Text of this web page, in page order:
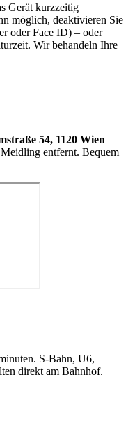
Gerät kurzzeitig
möglich, deaktivieren Sie
oder Face ID) – oder
Wir behandeln Ihre
54, 1120 Wien –
entfernt. Bequem
S-Bahn, U6,
direkt am Bahnhof.